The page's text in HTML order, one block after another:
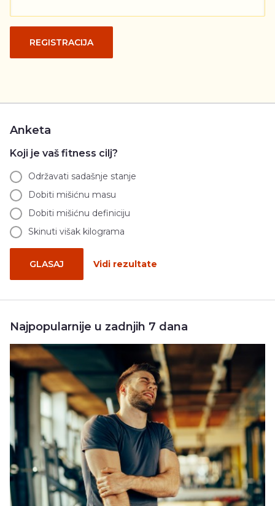
REGISTRACIJA
Anketa
Koji je vaš fitness cilj?
Održavati sadašnje stanje
Dobiti mišićnu masu
Dobiti mišićnu definiciju
Skinuti višak kilograma
GLASAJ Vidi rezultate
Najpopularnije u zadnjih 7 dana